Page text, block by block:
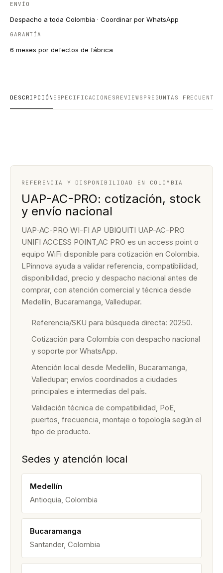
ENVÍO
Despacho a toda Colombia · Coordinar por WhatsApp
GARANTÍA
6 meses por defectos de fábrica
DESCRIPCIÓN ESPECIFICACIONES REVIEWS PREGUNTAS FRECUENTES
REFERENCIA Y DISPONIBILIDAD EN COLOMBIA
UAP-AC-PRO: cotización, stock
y envío nacional
UAP-AC-PRO WI-FI AP UBIQUITI UAP-AC-PRO
UNIFI ACCESS POINT,AC PRO es un access point o
equipo WiFi disponible para cotización en Colombia.
LPinnova ayuda a validar referencia, compatibilidad,
disponibilidad, precio y despacho nacional antes de
comprar, con atención comercial y técnica desde
Medellín, Bucaramanga, Valledupar.
Referencia/SKU para búsqueda directa: 20250.
Cotización para Colombia con despacho nacional
y soporte por WhatsApp.
Atención local desde Medellín, Bucaramanga,
Valledupar; envíos coordinados a ciudades
principales e intermedias del país.
Validación técnica de compatibilidad, PoE,
puertos, frecuencia, montaje o topología según el
tipo de producto.
Sedes y atención local
Medellín
Antioquia, Colombia
Bucaramanga
Santander, Colombia